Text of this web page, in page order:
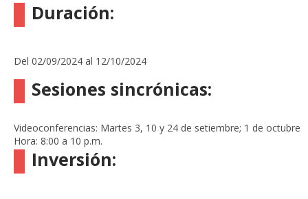
Duración:
Del 02/09/2024 al 12/10/2024
Sesiones sincrónicas:
Videoconferencias: Martes 3, 10 y 24 de setiembre; 1 de octubre
Hora: 8:00 a 10 p.m.
Inversión: